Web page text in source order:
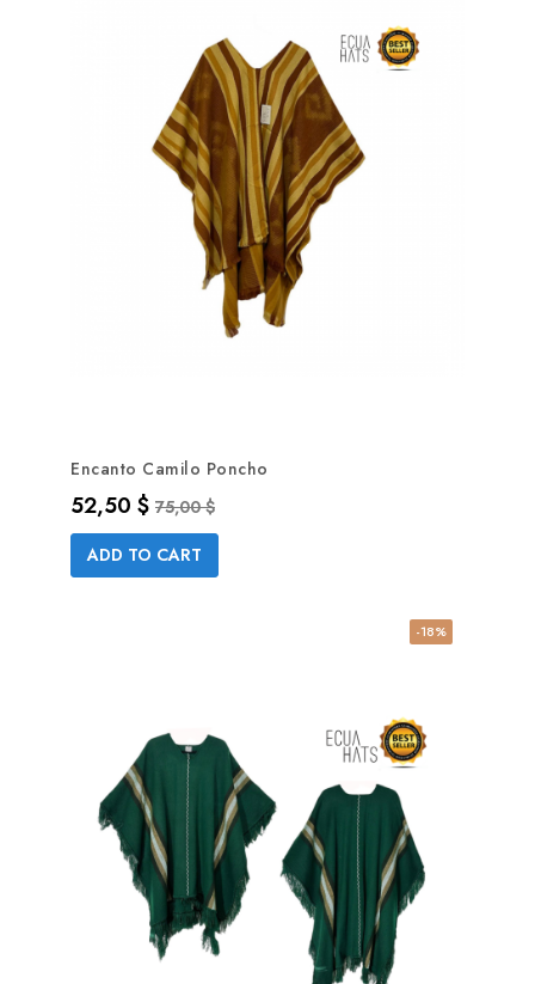
Encanto Camilo Poncho
Precio
52,50 $Precio base
75,00 $
ADD TO CART
-18%